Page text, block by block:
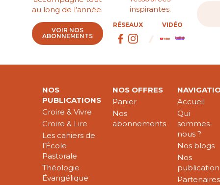
au long de l’année.
VOIR NOS
ABONNEMENTS
inspirantes.
RÉSEAUX VIDÉO
NOS
PUBLICATIONS
Croire & Vivre
Croire & Lire
Les cahiers de
l’École
Pastorale
Théologie
Évangélique
NOS OFFRES
Panier
Nos
abonnements
Accueil
Qui
sommes-
nous ?
Nos blogs
Nos
Partenaires